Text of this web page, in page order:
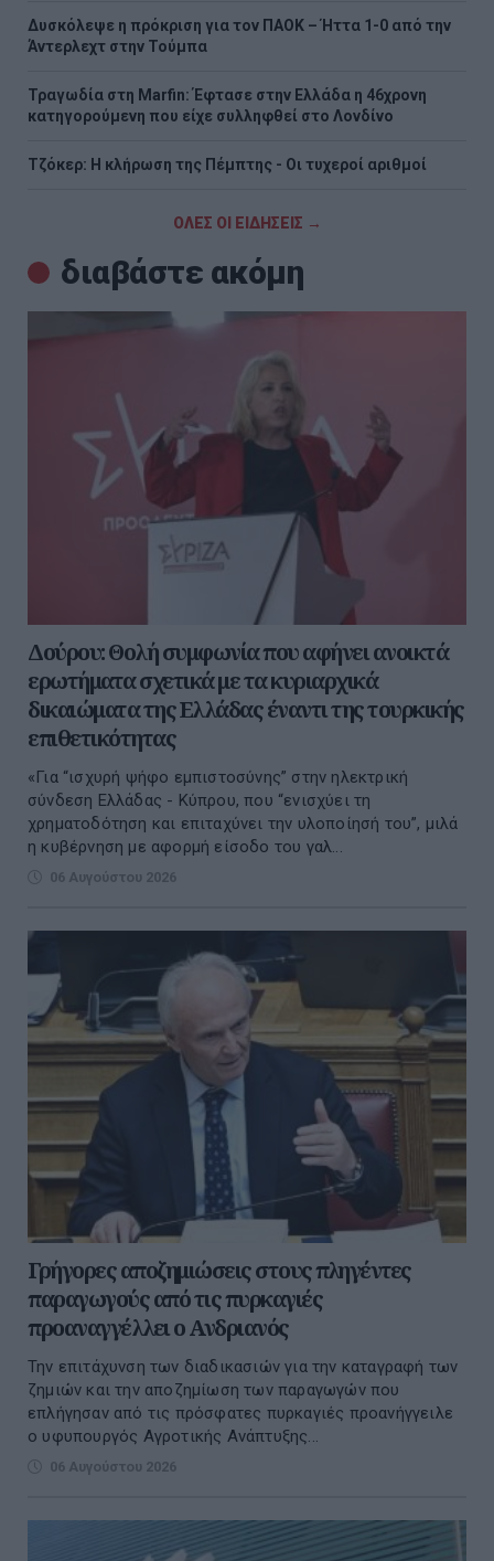
Δυσκόλεψε η πρόκριση για τον ΠΑΟΚ – Ήττα 1-0 από την
Άντερλεχτ στην Τούμπα
Τραγωδία στη Marfin: Έφτασε στην Ελλάδα η 46χρονη
κατηγορούμενη που είχε συλληφθεί στο Λονδίνο
Τζόκερ: Η κλήρωση της Πέμπτης - Οι τυχεροί αριθμοί
ΟΛΕΣ ΟΙ ΕΙΔΗΣΕΙΣ →
διαβάστε ακόμη
Δούρου: Θολή συμφωνία που αφήνει ανοικτά
ερωτήματα σχετικά με τα κυριαρχικά
δικαιώματα της Ελλάδας έναντι της τουρκικής
επιθετικότητας
«Για “ισχυρή ψήφο εμπιστοσύνης” στην ηλεκτρική
σύνδεση Ελλάδας - Κύπρου, που “ενισχύει τη
χρηματοδότηση και επιταχύνει την υλοποίησή του”, μιλά
η κυβέρνηση με αφορμή είσοδο του γαλ...
06 Αυγούστου 2026
Γρήγορες αποζημιώσεις στους πληγέντες
παραγωγούς από τις πυρκαγιές
προαναγγέλλει ο Ανδριανός
Την επιτάχυνση των διαδικασιών για την καταγραφή των
ζημιών και την αποζημίωση των παραγωγών που
επλήγησαν από τις πρόσφατες πυρκαγιές προανήγγειλε
ο υφυπουργός Αγροτικής Ανάπτυξης...
06 Αυγούστου 2026